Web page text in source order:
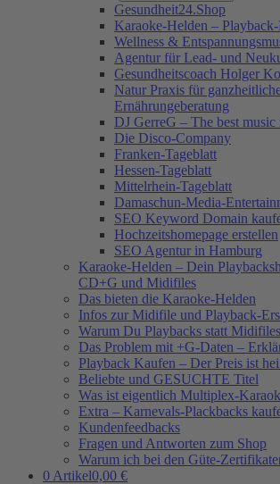
Gesundheit24.Shop
Karaoke-Helden – Playback-
Wellness &
Agentur für Lead- und
Gesundheitscoach Holger
Natur Praxis für
Ernährungeberatung
DJ GerreG – The best
Die Disco-Company
Franken-Tageblatt
Hessen-Tageblatt
Mittelrhein-Tageblatt
Damaschun-Media-
SEO Keyword Domain
Hochzeitshomepage erstellen
SEO Agentur in Hamburg
Karaoke-Helden – Dein
CD+G und Midifiles
Das bieten die Karaoke-Helden
Infos zur Midifile und Playback-
Warum Du Playbacks statt
Das Problem mit +G-Daten –
Playback Kaufen – Der Preis ist
Beliebte und GESUCHTE Titel
Was ist eigentlich Multiplex-
Extra – Karnevals-Plackbacks
Kundenfeedbacks
Fragen und Antworten zum Shop
Warum ich bei den Güte-
0 Artikel0,00 €